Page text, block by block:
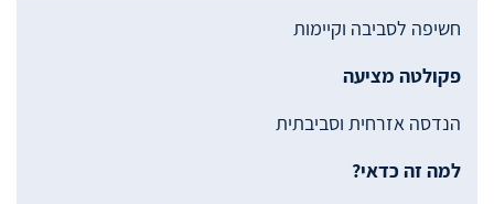
חשיפה לסביבה וקיימות
פקולטה מציעה
הנדסה אזרחית וסביבתית
למה זה כדאי?